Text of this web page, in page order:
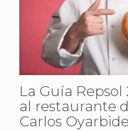
La Guía
al restaurante
Carlos Oyarbide